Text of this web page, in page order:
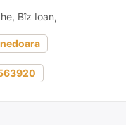
Bîz Ioan,